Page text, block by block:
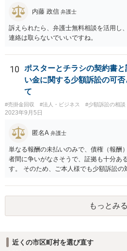
は当社にとって全くの見知らぬ人物で、
現在・将来ともに存在しないと断言でき
この立証の見込みが立たないでしょうか
かかる点で争うべきでしょう（といって
す。）。 以上述べましたが、令和7年12
る一切の債権となれば、約4年という一
り、訴求されている債権の額も相当程度
ます。ご不安な気持ちを解消するために
ことを検討されても良いでしょう。
内藤 政信 弁護士
訴えられたら、弁護士無料相談を活用し
連絡は取らないでいいですね。
10
ポスターとチラシの契約書
い金に関する少額訴訟の可
て
#売掛金回収 #法人・ビジネス #少額訴訟の相談
2023年9月5日
匿名A 弁護士
単なる報酬の未払いのみで、債権（報酬
者間に争いがなさそうで、証拠も十分あ
す。 そのため、ご本人様でも少額訴訟
ても相手方が任意に支払をしない場合は
ます。この辺りになってくると少し対応
きますので、ご本人様の負担や手間を考
ご依頼いただくという選択肢も全くおか
もっとみる
近くの市区町村を選び直す